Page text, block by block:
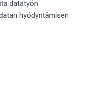
datatyön
hyödyntämisen